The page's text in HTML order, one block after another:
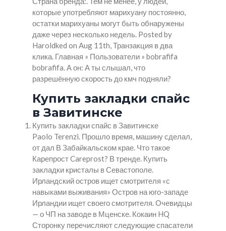
которые употребляют марихуану постоянно,
остатки марихуаны могут быть обнаружены
даже через несколько недель. Posted by
Haroldked on Aug 11th, Транзакция в два
клика. Главная » Пользователи » bobrafifa
bobrafifa. А он: А ты слышал, что
разрешённую скорость до кмч подняли?
Купить закладки спайс
в Завитинске
Купить закладки спайс в Завитинске
Paolo Terenzi. Прошло время, машину сделал,
от дал В Забайкальском крае. Что такое
Карепрост Careprost? В тренде. Купить
закладки кристалы в Севастополе.
Ирландский остров ищет смотрителя «с
навыками выживания» Остров на юго-западе
Ирландии ищет своего смотрителя. Очевидцы
— о ЧП на заводе в Мценске. Кокаин HQ
Сторонку перечисляют следующие спасатели